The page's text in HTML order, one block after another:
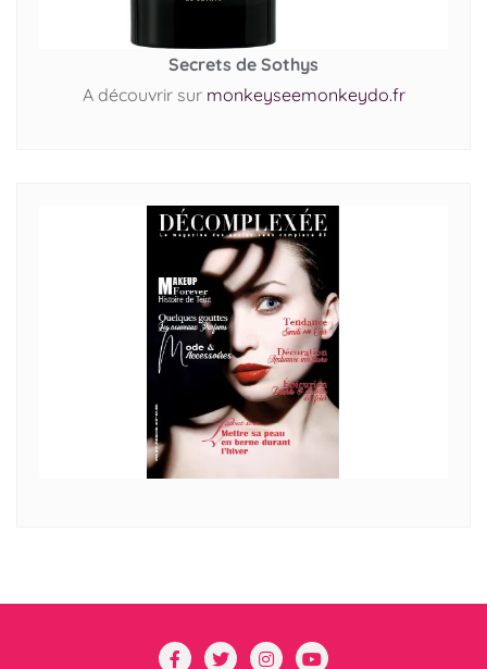
Secrets de Sothys
A découvrir sur monkeyseemonkeydo.fr